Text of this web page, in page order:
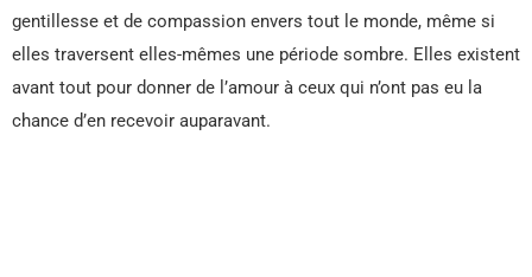
gentillesse et de compassion envers tout le monde, même si
elles traversent elles-mêmes une période sombre. Elles existent
avant tout pour donner de l’amour à ceux qui n’ont pas eu la
chance d’en recevoir auparavant.